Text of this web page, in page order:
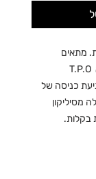
מתאים
כניסה של
מסיליקון
בקלות.